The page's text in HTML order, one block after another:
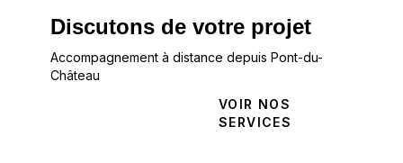
Discutons de votre projet
Accompagnement à distance depuis Pont-du-
Château
VOIR NOS
SERVICES